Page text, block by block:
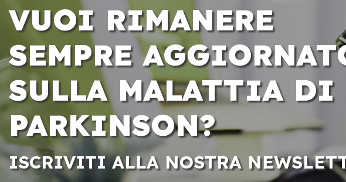
VUOI RIMANERE
SEMPRE
SULLA MALATTIA DI
PARKINSON?
ISCRIVITI ALLA NOSTRA